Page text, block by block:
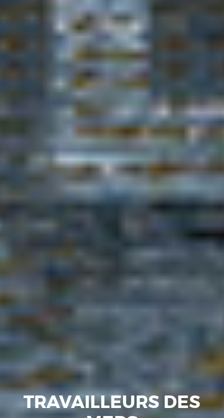
TRAVAILLEURS DES